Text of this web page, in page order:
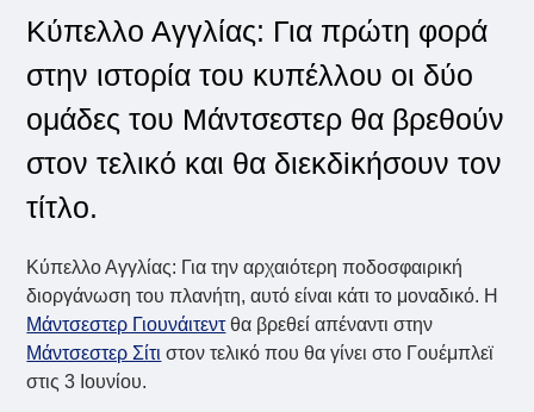
Κύπελλο Αγγλίας: Για πρώτη φορά
στην ιστορία του κυπέλλου οι δύο
ομάδες του Μάντσεστερ θα βρεθούν
στον τελικό και θα διεκδiκήσουν τον
τίτλο.
Κύπελλο Αγγλίας: Για την αρχαιότερη ποδοσφαιρική
διοργάνωση του πλανήτη, αυτό είναι κάτι το μοναδικό. Η
Μάντσεστερ Γιουνάιτεντθα βρεθεί απέναντι στην
Μάντσεστερ Σίτι στον τελικό που θα γίνει στο Γουέμπλεϊ
στις 3 Ιουνίου.